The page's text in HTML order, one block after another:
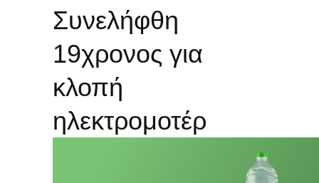
Συνελήφθη
19χρονος για
κλοπή
ηλεκτρομοτέρ